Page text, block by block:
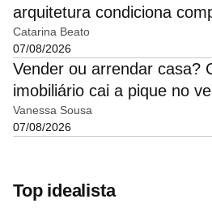
arquitetura condiciona
Catarina Beato
07/08/2026
Vender ou arrendar casa?
imobiliário cai a pique no
Vanessa Sousa
07/08/2026
Top idealista